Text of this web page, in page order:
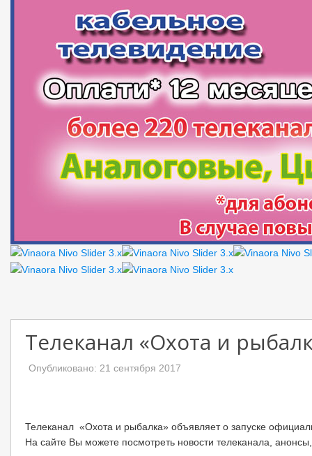
Телеканал «Охота и
Опубликовано: 21 сентября 2017
Телеканал «Охота и рыбалка» объявляет о запуске
На сайте Вы можете посмотреть новости телеканала,